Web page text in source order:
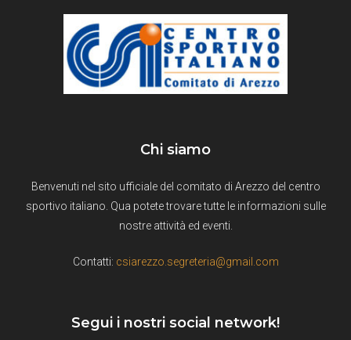
Chi siamo
Benvenuti nel sito ufficiale del comitato di Arezzo del centro
sportivo italiano. Qua potete trovare tutte le informazioni sulle
nostre attività ed eventi.
Contatti: csiarezzo.segreteria@gmail.com
Segui i nostri social network!